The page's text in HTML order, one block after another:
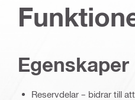
Egenskaper
Reservdelar – bidrar till